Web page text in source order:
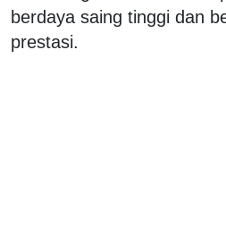
berdaya saing tinggi dan
prestasi.